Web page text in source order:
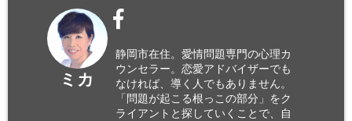
ミカ
静岡市在住。愛情問題専門の心理カ
ウンセラー。恋愛アドバイザーでも
なければ、導く人でもありません。
「問題が起こる根っこの部分」をク
ライアントと探していくことで、自